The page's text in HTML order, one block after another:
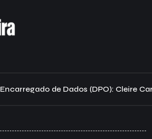
Encarregado de Dados (DPO): Cleire